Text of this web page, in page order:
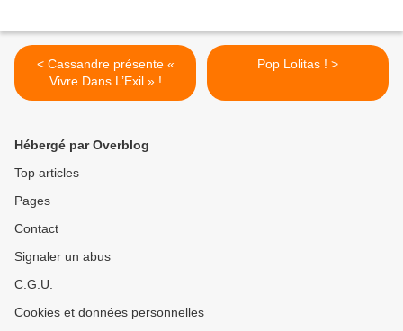
< Cassandre présente «
Vivre Dans L’Exil » !
Pop Lolitas ! >
Hébergé par Overblog
Top articles
Pages
Contact
Signaler un abus
C.G.U.
Cookies et données personnelles